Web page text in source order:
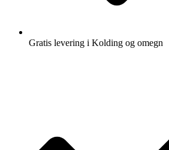
Gratis levering i Kolding og omegn